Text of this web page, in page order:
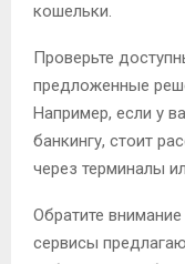
кошельки.
Проверьте
предложенные
Например, если у
банкингу, стоит
через терминалы
Обратите
сервисы